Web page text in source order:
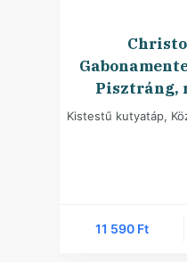
Pisztráng,
Kistestű kutyatáp,
11 590 Ft